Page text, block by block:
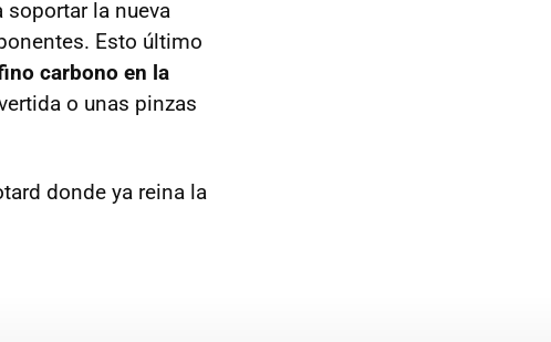
soportar la nueva
Esto último
carbono en la
o unas pinzas
donde ya reina la